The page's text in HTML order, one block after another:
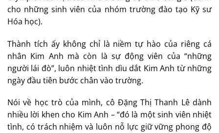
cho những sinh viên của nhóm trường đào tạo Kỹ sư
Hóa học).
Thành tích ấy không chỉ là niềm tự hào của riêng cá
nhân Kim Anh mà còn là sự động viên của “những
người lái đò”, luôn nhiệt tình dìu dắt Kim Anh từ những
ngày đầu tiên bước chân vào trường.
Nói về học trò của mình, cô Đặng Thị Thanh Lê dành
nhiều lời khen cho Kim Anh – “đó là một sinh viên nhiệt
tình, có trách nhiệm và luôn nỗ lực giữ vững phong độ